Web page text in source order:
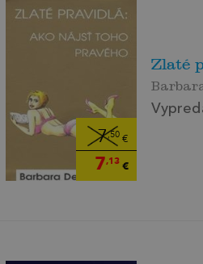
7,50€
7,13€
Zlaté